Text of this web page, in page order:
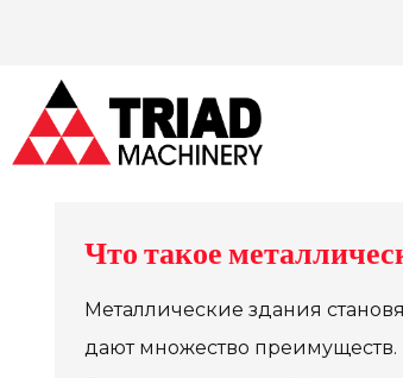
Что такое
Металлические здания
дают множество преимуществ.